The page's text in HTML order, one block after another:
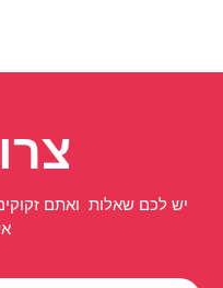
יש לכם שאלות ואתם